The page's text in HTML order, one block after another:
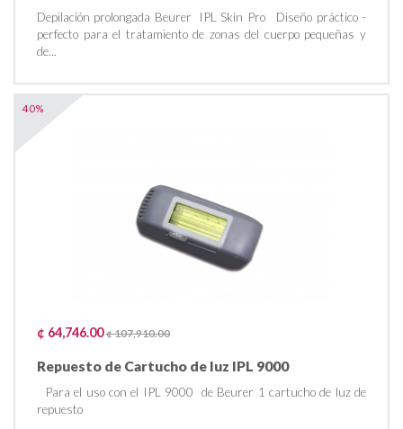
Depilación prolongada Beurer IPL Skin Pro Diseño práctico -
perfecto para el tratamiento de zonas del cuerpo pequeñas y
de...
¢ 64,746.00¢ 107,910.00
Repuesto de Cartucho de luz IPL 9000
Para el uso con el IPL 9000 de Beurer 1 cartucho de luz de
repuesto
40%